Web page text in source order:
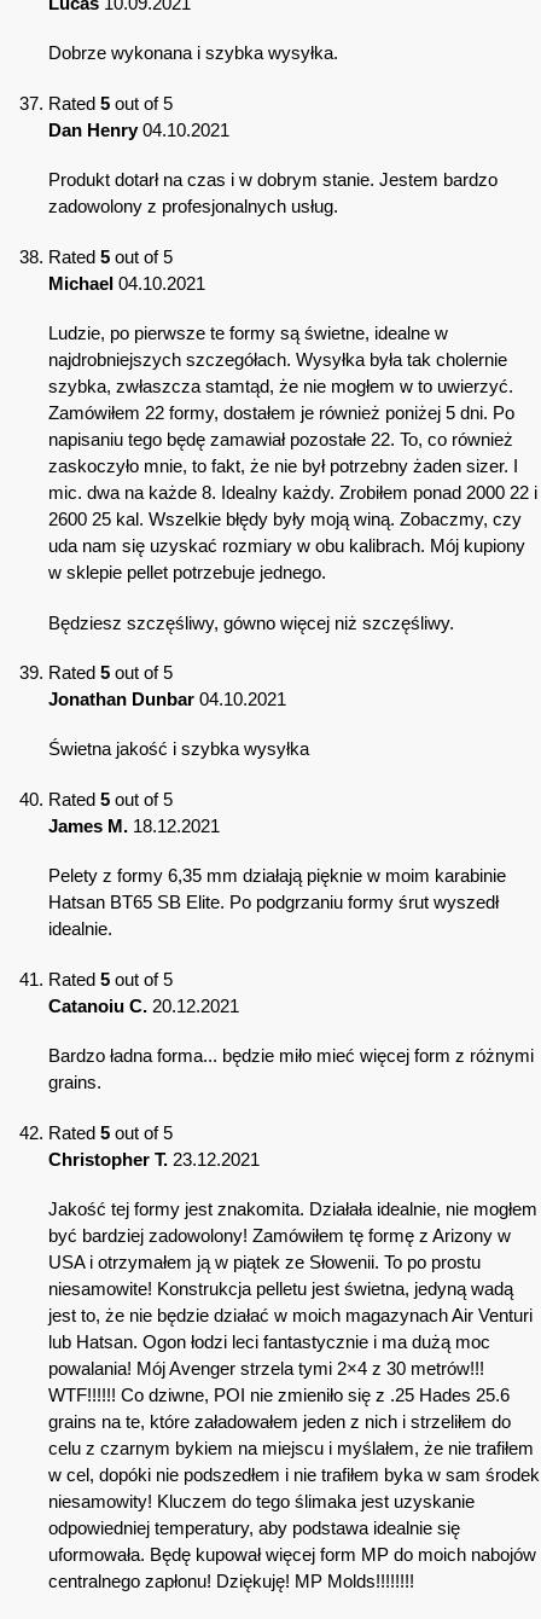
Dobrze wykonana i szybka wysyłka.
Rated 5 out of 5
Dan Henry04.10.2021
Produkt dotarł na czas i w dobrym stanie. Jestem bardzo
zadowolony z profesjonalnych usług.
Rated 5 out of 5
Michael 04.10.2021
Ludzie, po pierwsze te formy są świetne, idealne w
najdrobniejszych szczegółach. Wysyłka była tak cholernie
szybka, zwłaszcza stamtąd, że nie mogłem w to uwierzyć.
Zamówiłem 22 formy, dostałem je również poniżej 5 dni. Po
napisaniu tego będę zamawiał pozostałe 22. To, co również
zaskoczyło mnie, to fakt, że nie był potrzebny żaden sizer. I
mic. dwa na każde 8. Idealny każdy. Zrobiłem ponad 2000 22 i
2600 25 kal. Wszelkie błędy były moją winą. Zobaczmy, czy
uda nam się uzyskać rozmiary w obu kalibrach. Mój kupiony
w sklepie pellet potrzebuje jednego.
Będziesz szczęśliwy, gówno więcej niż szczęśliwy.
Rated 5 out of 5
Jonathan Dunbar 04.10.2021
Świetna jakość i szybka wysyłka
Rated 5 out of 5
James M. 18.12.2021
Pelety z formy 6,35 mm działają pięknie w moim karabinie
Hatsan BT65 SB Elite. Po podgrzaniu formy śrut wyszedł
idealnie.
Rated 5 out of 5
Catanoiu C. 20.12.2021
Bardzo ładna forma... będzie miło mieć więcej form z różnymi
grains.
Rated 5 out of 5
Christopher T. 23.12.2021
Jakość tej formy jest znakomita. Działała idealnie, nie mogłem
być bardziej zadowolony! Zamówiłem tę formę z Arizony w
USA i otrzymałem ją w piątek ze Słowenii. To po prostu
niesamowite! Konstrukcja pelletu jest świetna, jedyną wadą
jest to, że nie będzie działać w moich magazynach Air Venturi
lub Hatsan. Ogon łodzi leci fantastycznie i ma dużą moc
powalania! Mój Avenger strzela tymi 2×4 z 30 metrów!!!
WTF!!!!!! Co dziwne, POI nie zmieniło się z .25 Hades 25.6
grains na te, które załadowałem jeden z nich i strzeliłem do
celu z czarnym bykiem na miejscu i myślałem, że nie trafiłem
w cel, dopóki nie podszedłem i nie trafiłem byka w sam środek
niesamowity! Kluczem do tego ślimaka jest uzyskanie
odpowiedniej temperatury, aby podstawa idealnie się
uformowała. Będę kupował więcej form MP do moich nabojów
centralnego zapłonu! Dziękuję! MP Molds!!!!!!!!